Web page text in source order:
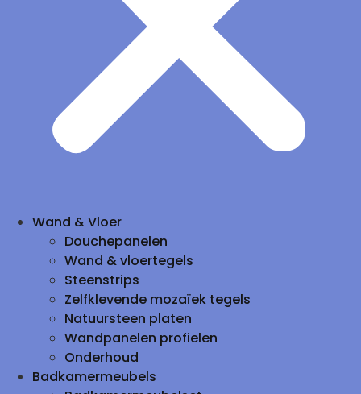
Wand & Vloer
Douchepanelen
Wand & vloertegels
Steenstrips
Zelfklevende mozaïek tegels
Natuursteen platen
Wandpanelen profielen
Onderhoud
Badkamermeubels